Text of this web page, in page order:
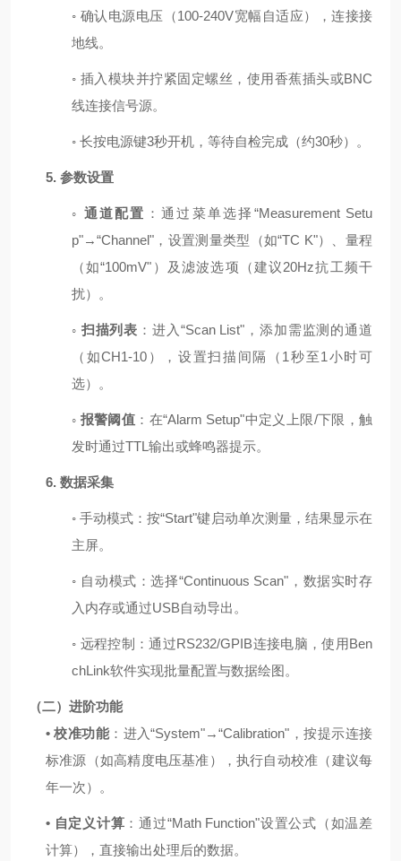
◦ 确认电源电压（100-240V宽幅自适应），连接接
地线。
◦ 插入模块并拧紧固定螺丝，使用香蕉插头或BNC
线连接信号源。
◦ 长按电源键3秒开机，等待自检完成（约30秒）。
5. 参数设置
◦ 通道配置 ：通过菜单选择 “Measurement Setu
p"→“Channel" ，设置测量类型（如“TC K"）、量程
（如“100mV" ）及滤波选项（建议20Hz抗工频干
扰）。
◦ 扫描列表 ：进入 “Scan List" ，添加需监测的通道
（如CH1-10 ），设置扫描间隔（ 1 秒至1 小时可
选）。
◦ 报警阈值 ：在“Alarm Setup"中定义上限/下限，触
发时通过TTL 输出或蜂鸣器提示。
6. 数据采集
◦手动模式：按“Start"键启动单次测量，结果显示在
主屏。
◦ 自动模式：选择“Continuous Scan" ，数据实时存
入内存或通过USB自动导出。
◦ 远程控制：通过RS232/GPIB连接电脑，使用Ben
chLink软件实现批量配置与数据绘图。
（二）进阶功能
•校准功能 ：进入“System"→“Calibration" ，按提示连接
标准源（如高精度电压基准），执行自动校准（建议每
年一次）。
• 自定义计算 ：通过“Math Function"设置公式（如温差
计算），直接输出处理后的数据。